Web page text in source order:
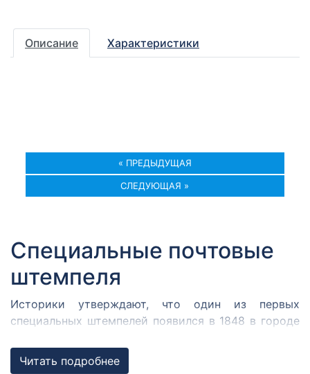
Описание Характеристики
« ПРЕДЫДУЩАЯ
СЛЕДУЮЩАЯ »
Специальные почтовые
штемпеля
Историки утверждают, что один из первых
специальных штемпелей появился в 1848 в городе
собрался Кромержижский парламент.
Парламентарии решили отметить его работу
Читать подробнее